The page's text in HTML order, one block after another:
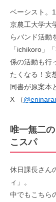
ベーシスト。
京農工大学大
らバンド活動
「ichikoro」
係の活動も行
たくなる！妄
同書が原案本
X （
唯一無二
こスパ
休日課長さん
ィ」。
中でもこちら